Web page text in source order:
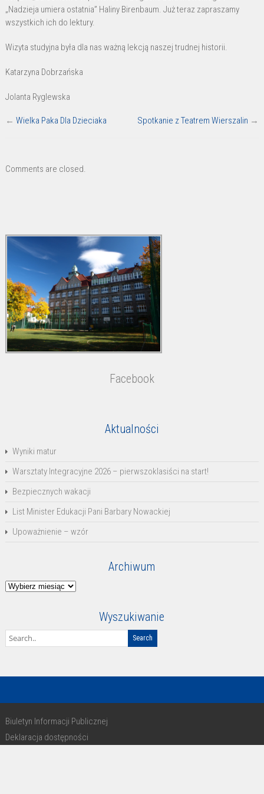
„Nadzieja umiera ostatnia” Haliny Birenbaum. Już teraz zapraszamy
wszystkich ich do lektury.
Wizyta studyjna była dla nas ważną lekcją naszej trudnej historii.
Katarzyna Dobrzańska
Jolanta Ryglewska
← Wielka Paka Dla Dzieciaka Spotkanie z Teatrem Wierszalin →
Comments are closed.
Facebook
Aktualności
Wyniki matur
Warsztaty Integracyjne 2026 – pierwszoklasiści na start!
Bezpiecznych wakacji
List Minister Edukacji Pani Barbary Nowackiej
Upoważnienie – wzór
Archiwum
Archiwum
Wyszukiwanie
Biuletyn Informacji Publicznej
Deklaracja dostępności